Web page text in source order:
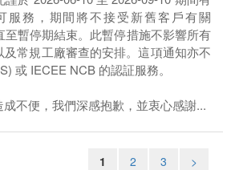
服務，期間將不接受新舊客戶有關
暫停期結束。此暫停措施不影響所有
常規工廠審查的安排。這項通知亦不
或 IECEE NCB 的認証服務。
不便，我們深感抱歉，並衷心感謝...
1 2 3 >